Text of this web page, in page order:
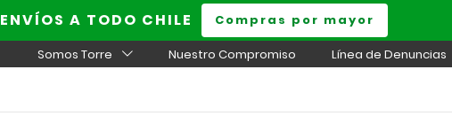
ENVÍOS A TODO CHILE Compras por mayor
Somos Torre Nuestro Compromiso Línea de Denuncias